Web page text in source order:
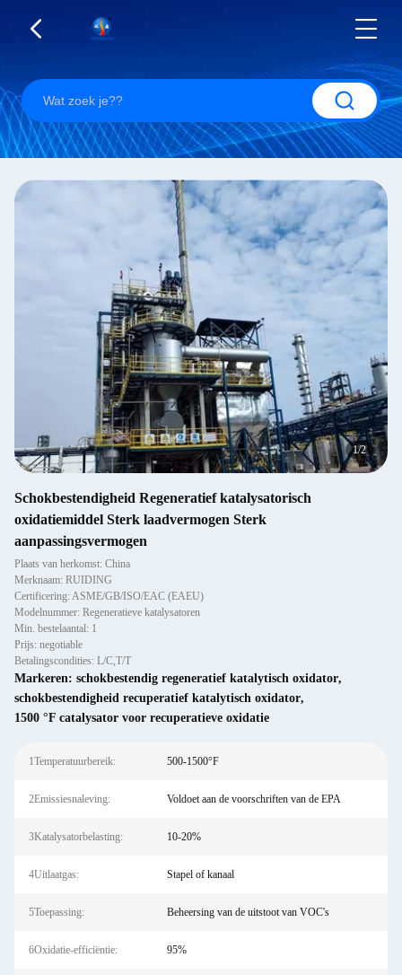
2/2
Schokbestendigheid Regeneratief katalysatorisch
oxidatiemiddel Sterk laadvermogen Sterk
aanpassingsvermogen
Plaats van herkomst: China
Merknaam: RUIDING
Certificering: ASME/GB/ISO/EAC (EAEU)
Modelnummer: Regeneratieve katalysatoren
Min. bestelaantal: 1
Prijs: negotiable
Betalingscondities: L/C,T/T
Markeren: schokbestendig regeneratief katalytisch oxidator,
schokbestendigheid recuperatief katalytisch oxidator,
1500 °F catalysator voor recuperatieve oxidatie
1Temperatuurbereik: 500-1500°F
2Emissiesnaleving: Voldoet aan de voorschriften van de EPA
3Katalysatorbelasting: 10-20%
4Uitlaatgas: Stapel of kanaal
5Toepassing: Beheersing van de uitstoot van VOC's
6Oxidatie-efficiëntie: 95%